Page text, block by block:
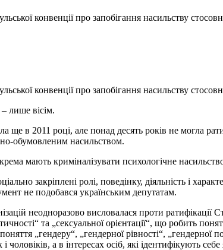
конвенції про запобігання насильству
конвенції про запобігання насильству
лише вісім.
ще в 2011 році, але понад десять років не могла
обумовленим насильством.
мають криміналізувати психологічне
закріплені ролі, поведінку, діяльність і
не подобався українським депутатам.
неодноразово висловалася проти ратифікації
та „сексуальної орієнтації“, що робить
„гендеру“, „гендерної рівності“,
чоловіків, а в інтересах осіб, які ідентифікують